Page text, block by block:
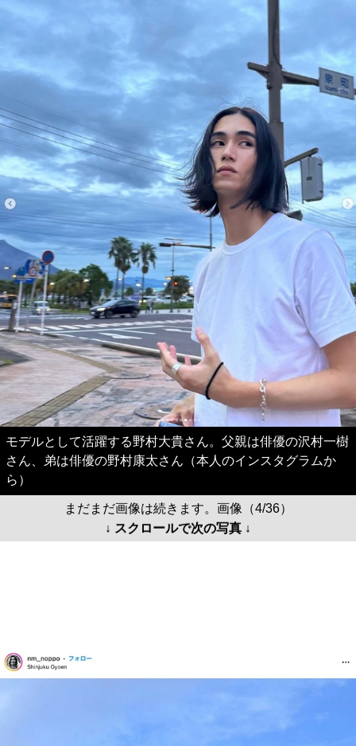
モデルとして活躍する野村大貴さん。父親は俳優の沢村一樹
さん、弟は俳優の野村康太さん（本人のインスタグラムか
ら）
まだまだ画像は続きます。画像（4/36）
↓ スクロールで次の写真 ↓